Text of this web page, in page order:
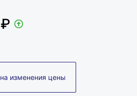
без какой- либо комиссии
₽
изменения цены